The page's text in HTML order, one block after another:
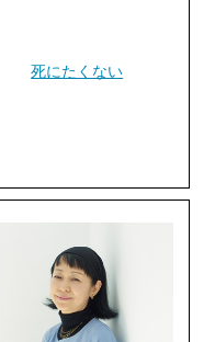
死にたくない